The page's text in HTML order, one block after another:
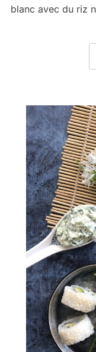
blanc avec du riz